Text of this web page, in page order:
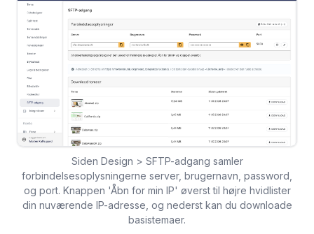
Siden Design > SFTP-adgang samler
forbindelsesoplysningerne server, brugernavn, password,
og port. Knappen 'Åbn for min IP' øverst til højre hvidlister
din nuværende IP-adresse, og nederst kan du downloade
basistemaer.